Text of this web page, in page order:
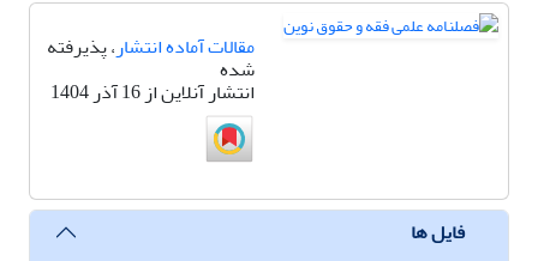
مقالات آماده انتشار، پذیرفته
شده
انتشار آنلاین از 16 آذر 1404
فایل ها